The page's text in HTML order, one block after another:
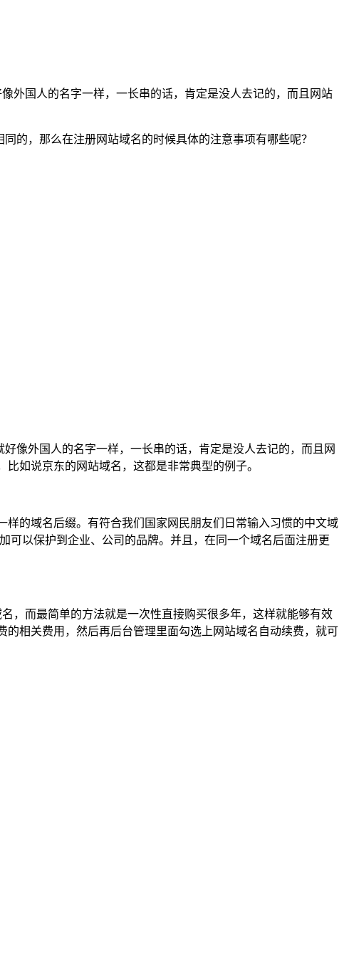
外国人的名字一样，一长串的话，肯定是没人去记的，而且网站
，那么在注册网站域名的时候具体的注意事项有哪些呢？
像外国人的名字一样，一长串的话，肯定是没人去记的，而且网
如说京东的网站域名，这都是非常典型的例子。
的域名后缀。有符合我们国家网民朋友们日常输入习惯的中文域
可以保护到企业、公司的品牌。并且，在同一个域名后面注册更
而最简单的方法就是一次性直接购买很多年，这样就能够有效
相关费用，然后再后台管理里面勾选上网站域名自动续费，就可